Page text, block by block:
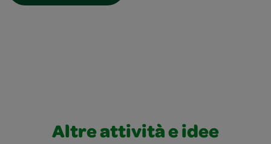
Altre attività e idee